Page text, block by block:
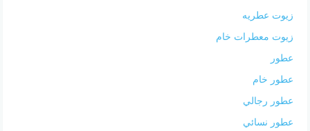
زيوت عطريه
زيوت معطرات خام
عطور
عطور خام
عطور رجالي
عطور نسائي